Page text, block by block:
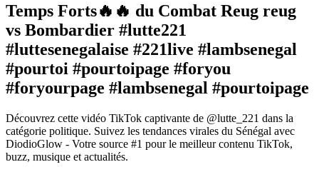
Temps Forts🔥🔥 du Combat Reug reug
vs Bombardier #lutte221
#luttesenegalaise #221live #lambsenegal
#pourtoi #pourtoipage #foryou
#foryourpage #lambsenegal #pourtoipage
Découvrez cette vidéo TikTok captivante de @lutte_221 dans la
catégorie politique. Suivez les tendances virales du Sénégal avec
DiodioGlow - Votre source #1 pour le meilleur contenu TikTok,
buzz, musique et actualités.